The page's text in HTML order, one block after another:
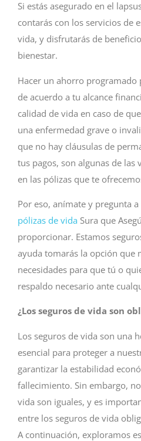
Si estás asegurado en el
contarás con los servicios de
vida, y disfrutarás de
bienestar.
Hacer un ahorro
de acuerdo a tu alcance
calidad de vida en caso de
una enfermedad grave o
que no hay cláusulas de
tus pagos, son algunas de las
en las pólizas que te
Por eso, anímate y pregunta
pólizas de vida Sura que
proporcionar. Estamos
ayuda tomarás la opción que
necesidades para que tú o
respaldo necesario ante
¿Los seguros de vida son
Los seguros de vida son una
esencial para proteger a
garantizar la estabilidad
fallecimiento. Sin embargo,
vida son iguales, y es
entre los seguros de vida
A continuación, exploramos